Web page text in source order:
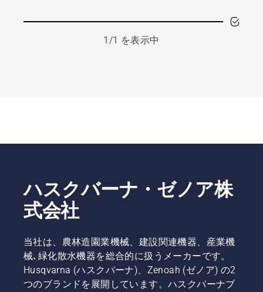
1/1 を表示中
ハスクバーナ・ゼノア株
式会社
当社は、農林造園業機械、建設関連機器、産業機
械､緑化散水機器を総合的に扱うメーカーです。
Husqvarna (ハスクバーナ)、Zenoah (ゼノア) の2
つのブランドを展開しています。ハスクバーナブ